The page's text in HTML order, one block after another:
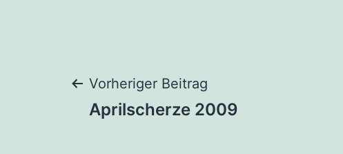
Beitragsnavigation
Vorheriger Beitrag
Aprilscherze 2009